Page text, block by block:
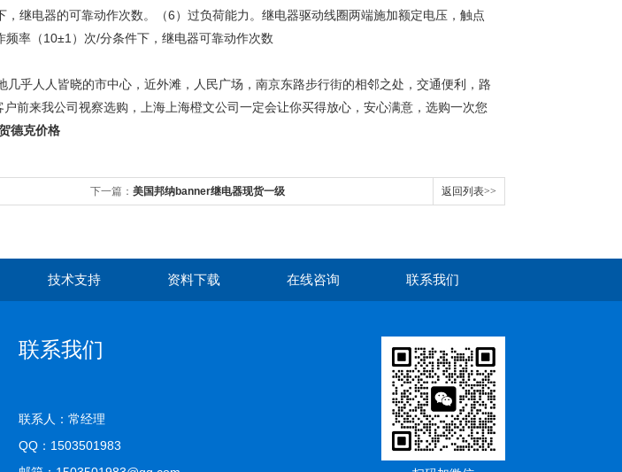
，继电器的可靠动作次数。（6）过负荷能力。继电器驱动线圈两端施加额定电压，触点
率（10±1）次/分条件下，继电器可靠动作次数
几乎人人皆晓的市中心，近外滩，人民广场，南京东路步行街的相邻之处，交通便利，路
前来我公司视察选购，上海上海橙文公司一定会让你买得放心，安心满意，选购一次您
德克价格
下一篇： 美国邦纳banner继电器现货一级 返回列表>>
技术支持 资料下载 在线咨询 联系我们
联系我们
联系人：常经理
QQ： 1503501983